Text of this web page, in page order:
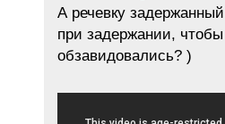
А речевку
при задержании,
обзавидовались? )